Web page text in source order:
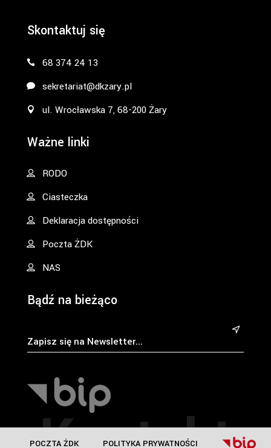
POLITYKA PRYWATNOŚCI
POCZTA ŻDK
Skontaktuj się
68 374 24 13
sekretariat@dkzary.pl
ul. Wrocławska 7, 68-200 Żary
Ważne linki
RODO
Ciasteczka
Deklaracja dostępności
Poczta ŻDK
NAS
Bądź na bieżąco
&